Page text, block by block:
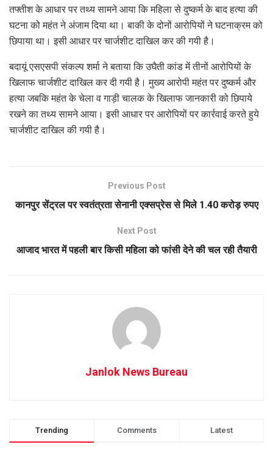
तफ्तीश के आधार पर तथ्य सामने आया कि महिला से दुष्कर्म के बाद हत्या की
घटना को महंत ने अंजाम दिया था। बाकी के दोनों आरोपियों ने घटनाक्रम को
छिपाया था। इसी आधार पर चार्जशीट दाखिल कर की गयी है।
बदायूं एसएसपी संकल्प शर्मा ने बताया कि उघैती कांड में तीनों आरोपियों के
खिलाफ चार्जशीट दाखिल कर दी गयी है। मुख्य आरोपी महंत पर दुष्कर्म और
हत्या जबकि महंत के चेला व गाड़ी चालक के खिलाफ जानकारी को छिपाये
रखने का तथ्य सामने आया। इसी आधार पर आरोपियों पर कार्रवाई करते हुये
चार्जशीट दाखिल की गयी है।
Previous Post
कानपुर सेंट्रल पर स्वतंत्रता सेनानी एक्सप्रेस से मिले 1.40 करोड़ रुपए
Next Post
आजाद भारत में पहली बार किसी महिला को फांसी देने की चल रही तैयारी
Janlok News Bureau
Trending Comments Latest